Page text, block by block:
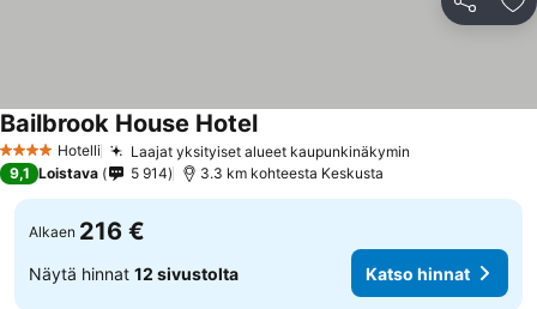
Jaa
4 Tähtiluokitus
Hotelli Laajat yksityiset alueet kaupunkinäkymin
Bailbrook House Hotel
9,1 Loistava 5 914 3.3 km kohteesta Keskusta
Alkaen 216 €
Näytä hinnat 12 sivustolta Katso hinnat